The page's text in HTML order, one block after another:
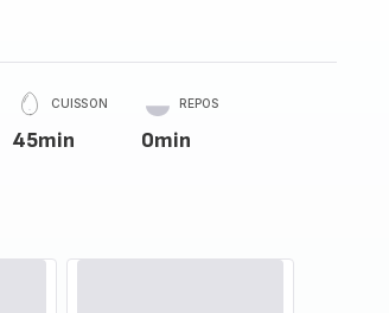
CUISSON
45min
REPOS
0min